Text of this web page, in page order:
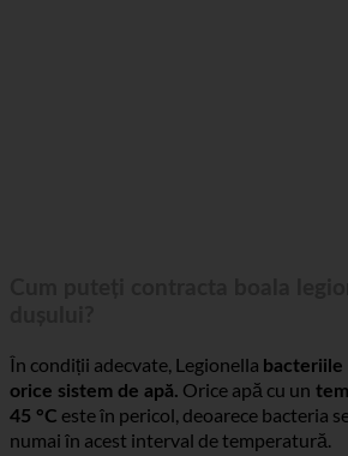
În condiții adecvate, Legionella bacteriile
orice sistem de apă. Orice apă cu un
45 °Ceste în pericol, deoarece bacteria